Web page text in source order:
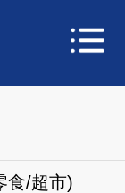
食/超市)